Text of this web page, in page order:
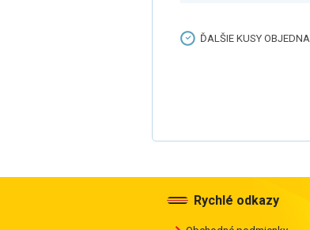
ĎALŠIE KUSY
Rychlé odkazy